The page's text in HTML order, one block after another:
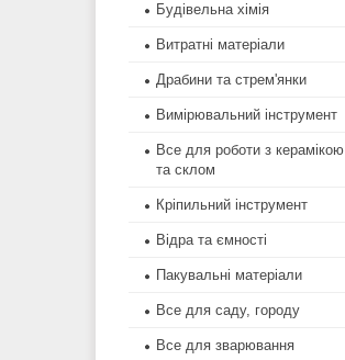
Будівельна хімія
Витратні матеріали
Драбини та стрем'янки
Вимірювальний інструмент
Все для роботи з керамікою
та склом
Кріпильний інструмент
Відра та ємності
Пакувальні матеріали
Все для саду, городу
Все для зварювання